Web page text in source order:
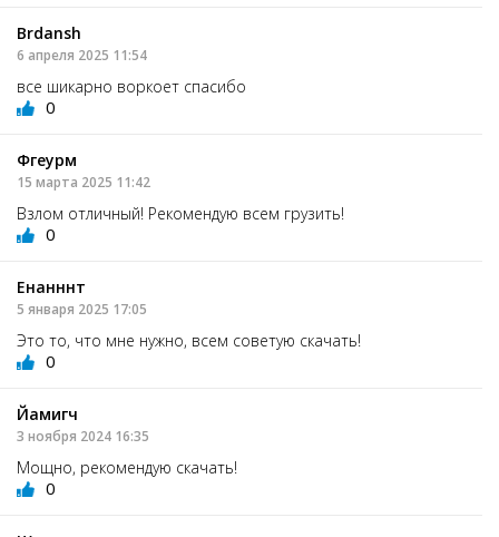
Brdansh
6 апреля 2025 11:54
все шикарно воркоет спасибо
0
Фгеурм
15 марта 2025 11:42
Взлом отличный! Рекомендую всем грузить!
0
Енанннт
5 января 2025 17:05
Это то, что мне нужно, всем советую скачать!
0
Йамигч
3 ноября 2024 16:35
Мощно, рекомендую скачать!
0